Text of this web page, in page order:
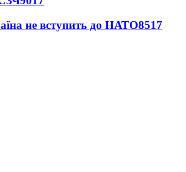
не вступить до НАТО8517